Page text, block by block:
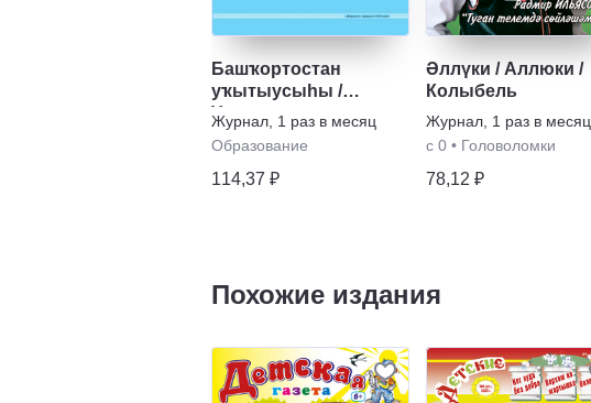
Башҡортостан
уҡытыусыhы /
Учитель
Башкортостана
Журнал 1 раз в месяц
Образование
114,37 ₽
Әллүки / Аллюки /
Колыбель
Журнал 1 раз в месяц
с 0 • Головоломки
78,12 ₽
Похожие издания